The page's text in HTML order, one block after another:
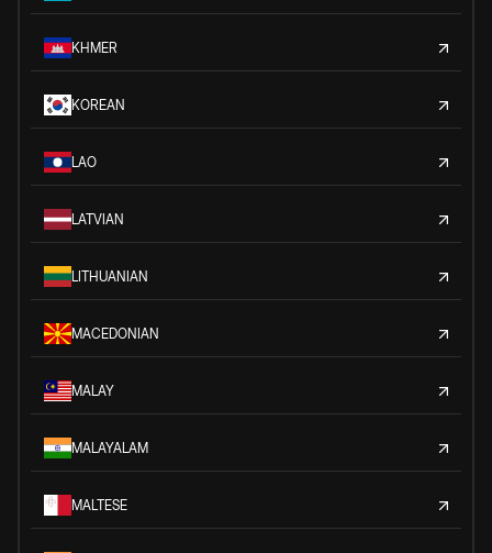
KHMER
KOREAN
LAO
LATVIAN
LITHUANIAN
MACEDONIAN
MALAY
MALAYALAM
MALTESE